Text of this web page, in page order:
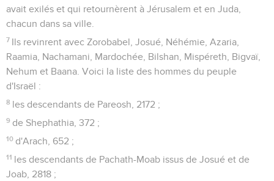
avait exilés et qui retournèrent à Jérusalem et en Juda,
chacun dans sa ville.
7 Ils revinrent avec Zorobabel, Josué, Néhémie, Azaria,
Raamia, Nachamani, Mardochée, Bilshan, Mispéreth, Bigvaï,
Nehum et Baana. Voici la liste des hommes du peuple
d'Israël :
8 les descendants de Pareosh, 2172 ;
9 de Shephathia, 372 ;
10 d'Arach, 652 ;
11 les descendants de Pachath-Moab issus de Josué et de
Joab, 2818 ;